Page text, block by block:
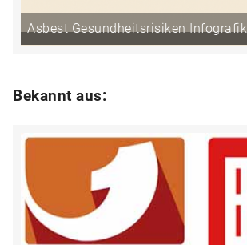
Asbest Gesundheitsrisiken Infografik
Bekannt aus: